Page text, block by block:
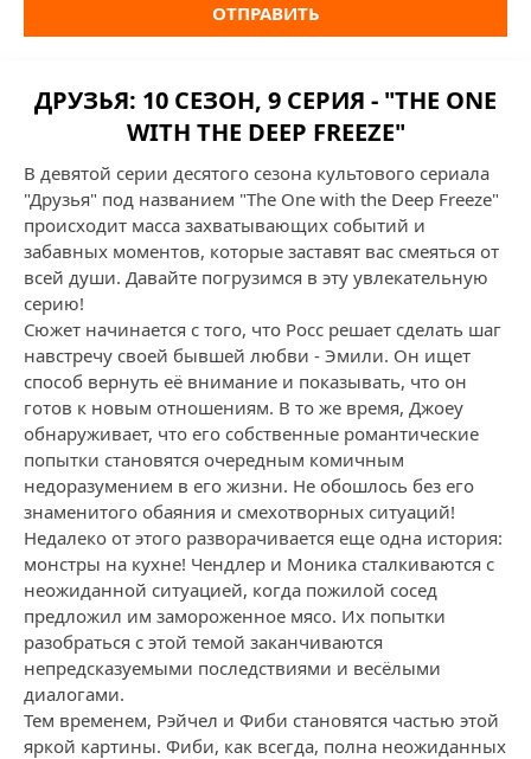
ОТПРАВИТЬ
ДРУЗЬЯ: 10 СЕЗОН, 9 СЕРИЯ - "THE ONE
WITH THE DEEP FREEZE"
В девятой серии десятого сезона культового сериала
"Друзья" под названием "The One with the Deep Freeze"
происходит масса захватывающих событий и
забавных моментов, которые заставят вас смеяться от
всей души. Давайте погрузимся в эту увлекательную
серию!
Сюжет начинается с того, что Росс решает сделать шаг
навстречу своей бывшей любви - Эмили. Он ищет
способ вернуть её внимание и показывать, что он
готов к новым отношениям. В то же время, Джоey
обнаруживает, что его собственные романтические
попытки становятся очередным комичным
недоразумением в его жизни. Не обошлось без его
знаменитого обаяния и смехотворных ситуаций!
Недалеко от этого разворачивается еще одна история:
монстры на кухне! Чендлер и Моника сталкиваются с
неожиданной ситуацией, когда пожилой сосед
предложил им замороженное мясо. Их попытки
разобраться с этой темой заканчиваются
непредсказуемыми последствиями и весёлыми
диалогами.
Тем временем, Рэйчел и Фиби становятся частью этой
яркой картины. Фиби, как всегда, полна неожиданных